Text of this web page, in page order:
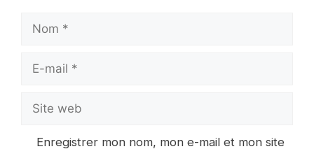
Nom
Site
Enregistrer mon nom, mon e-mail et mon site